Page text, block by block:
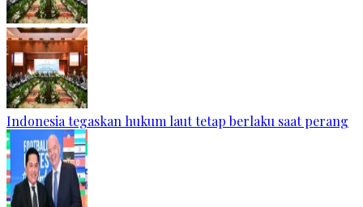
Indonesia tegaskan hukum laut tetap berlaku saat perang